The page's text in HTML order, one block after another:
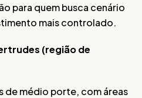
para quem busca cenário
mais controlado.
(região de
de médio porte, com áreas